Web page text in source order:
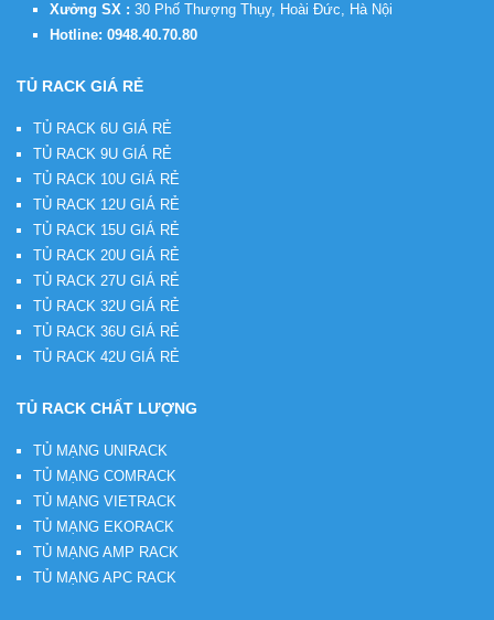
Xưởng SX : 30 Phố Thượng Thụy, Hoài Đức, Hà Nội
Hotline: 0948.40.70.80
TỦ RACK GIÁ RẺ
TỦ RACK 6U GIÁ RẺ
TỦ RACK 9U GIÁ RẺ
TỦ RACK 10U GIÁ RẺ
TỦ RACK 12U GIÁ RẺ
TỦ RACK 15U GIÁ RẺ
TỦ RACK 20U GIÁ RẺ
TỦ RACK 27U GIÁ RẺ
TỦ RACK 32U GIÁ RẺ
TỦ RACK 36U GIÁ RẺ
TỦ RACK 42U GIÁ RẺ
TỦ RACK CHẤT LƯỢNG
TỦ MẠNG UNIRACK
TỦ MẠNG COMRACK
TỦ MẠNG VIETRACK
TỦ MẠNG EKORACK
TỦ MẠNG AMP RACK
TỦ MẠNG APC RACK